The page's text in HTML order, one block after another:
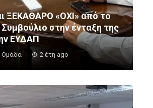
ΞΕΚΑΘΑΡΟ «ΟΧΙ» από το
στην ένταξη της
ΕΥΔΑΠ
Ομάδα 2 έτη ago